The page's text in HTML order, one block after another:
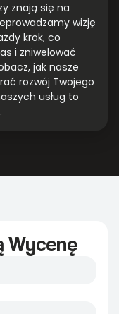
znają się na
wizję
krok, co
i zniwelować
jak nasze
rozwój Twojego
usług to
Wycenę